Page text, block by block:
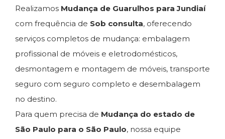
Realizamos Mudança de Guarulhos para Jundiaí
com frequência de Sob consulta, oferecendo
serviços completos de mudança: embalagem
profissional de móveis e eletrodomésticos,
desmontagem e montagem de móveis, transporte
seguro com seguro completo e desembalagem
no destino.
Para quem precisa de Mudança do estado de
São Paulo para o São Paulo, nossa equipe